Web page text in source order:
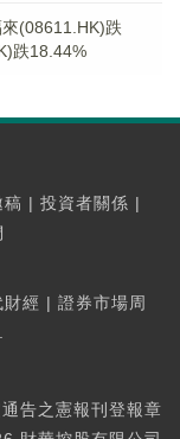
來(08611.HK)跌
跌18.44%
稿 | 投資者關係 |
財經 | 證券市場周
告之憲報刊登報章